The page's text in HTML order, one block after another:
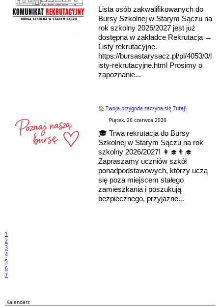
Lista osób zakwalifikowanych do
Bursy Szkolnej w Starym Sączu na
rok szkolny 2026/2027 jest już
dostępna w zakładce Rekrutacja →
Listy rekrutacyjne.
https://bursastarysacz.pl/pl/4053/0/l
isty-rekrutacyjne.html Prosimy o
zapoznanie...
🏠 Twoja przygoda zaczyna się Tutaj!
Piątek, 26 czerwca 2026
🎓 Trwa rekrutacja do Bursy
Szkolnej w Starym Sączu na rok
szkolny 2026/2027! 👩‍🎓👨‍🎓
Zapraszamy uczniów szkół
ponadpodstawowych, którzy uczą
się poza miejscem stałego
zamieszkania i poszukują
bezpiecznego, przyjazne...
1
2
3
4
5
6
7
Kalendarz